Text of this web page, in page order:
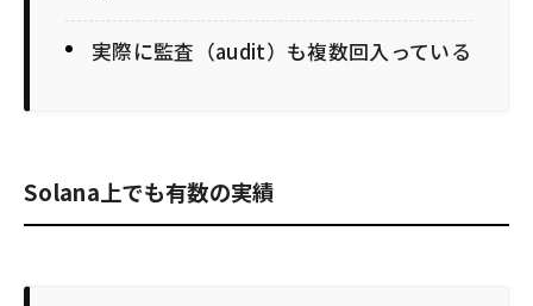
実際に監査（audit）も複数回入っている
Solana上でも有数の実績